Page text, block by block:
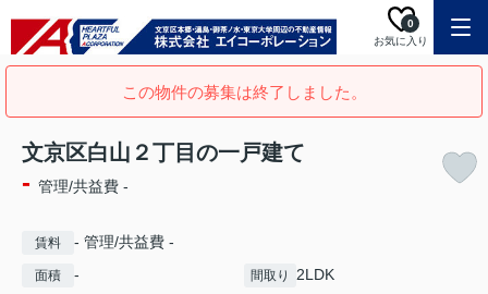
お気に入り
0
この物件の募集は終了しました。
文京区白山２丁目の一戸建て
- 管理/共益費 -
賃料 - 管理/共益費 -
面積 - 間取り 2LDK